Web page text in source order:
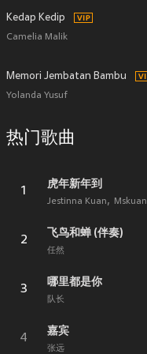
Kedap Kedip
Camelia Malik
Memori Jembatan Bambu
Yolanda Yusuf
热门歌曲
1
虎年新年到
Jestinna Kuan Mskuan
2
飞鸟和蝉 (伴奏)
任然
3
哪里都是你
队长
4
嘉宾
张远